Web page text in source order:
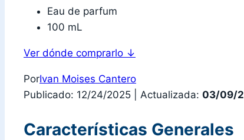
Eau de parfum
100 mL
Ver dónde comprarlo ↓
PorIvan Moises Cantero
Publicado: 12/24/2025
Actualizada: 03/09/
Características Generales